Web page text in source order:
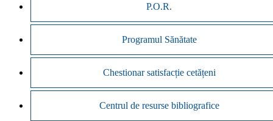
P.O.R.
Programul Sănătate
Chestionar satisfacție cetățeni
Centrul de resurse bibliografice